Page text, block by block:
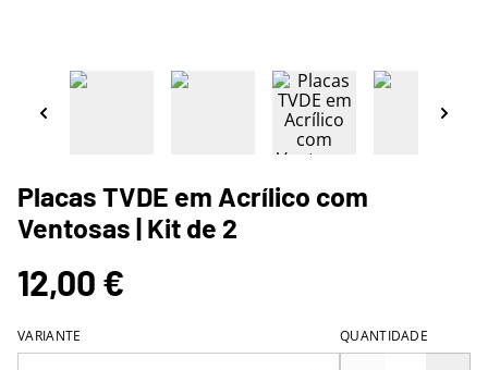
Placas TVDE em Acrílico com
Ventosas | Kit de 2
12,00 €
VARIANTE QUANTIDADE